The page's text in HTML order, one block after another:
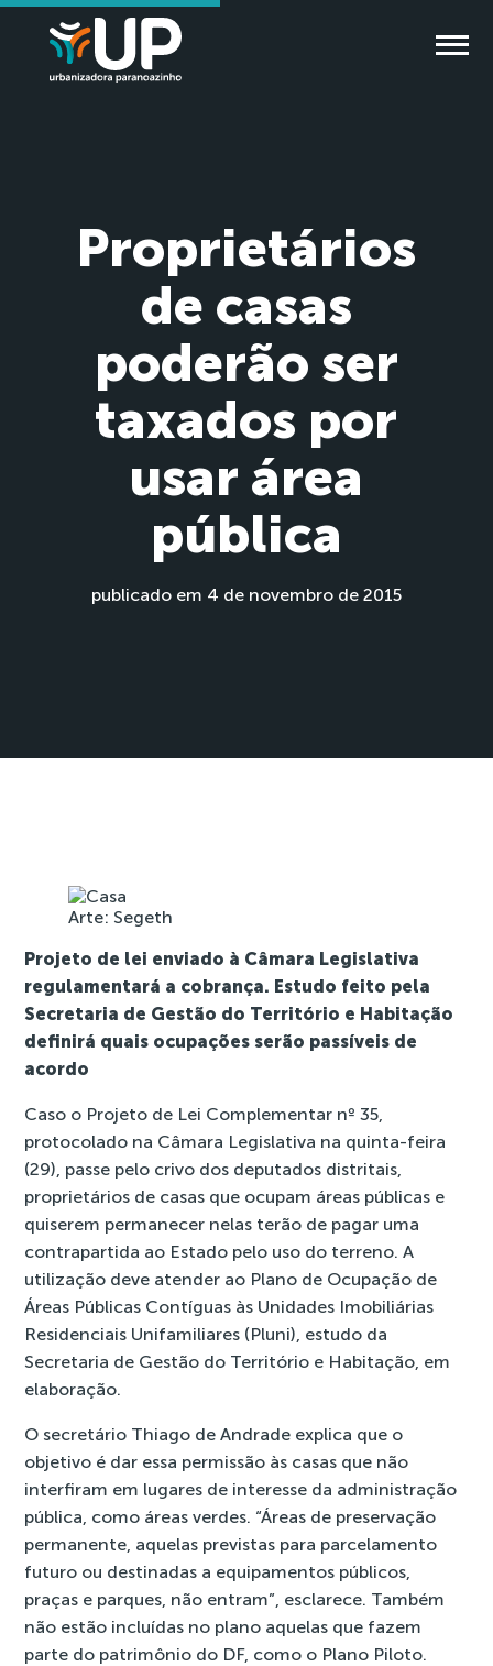
Proprietários
de casas
poderão ser
taxados por
usar área
pública
publicado em 4 de novembro de 2015
Arte: Segeth
Projeto de lei enviado à Câmara Legislativa
regulamentará a cobrança. Estudo feito pela
Secretaria de Gestão do Território e Habitação
definirá quais ocupações serão passíveis de
acordo
Caso o Projeto de Lei Complementar nº 35,
protocolado na Câmara Legislativa na quinta-feira
(29), passe pelo crivo dos deputados distritais,
proprietários de casas que ocupam áreas públicas e
quiserem permanecer nelas terão de pagar uma
contrapartida ao Estado pelo uso do terreno. A
utilização deve atender ao Plano de Ocupação de
Áreas Públicas Contíguas às Unidades Imobiliárias
Residenciais Unifamiliares (Pluni), estudo da
Secretaria de Gestão do Território e Habitação, em
elaboração.
O secretário Thiago de Andrade explica que o
objetivo é dar essa permissão às casas que não
interfiram em lugares de interesse da administração
pública, como áreas verdes. “Áreas de preservação
permanente, aquelas previstas para parcelamento
futuro ou destinadas a equipamentos públicos,
praças e parques, não entram”, esclarece. Também
não estão incluídas no plano aquelas que fazem
parte do patrimônio do DF, como o Plano Piloto.